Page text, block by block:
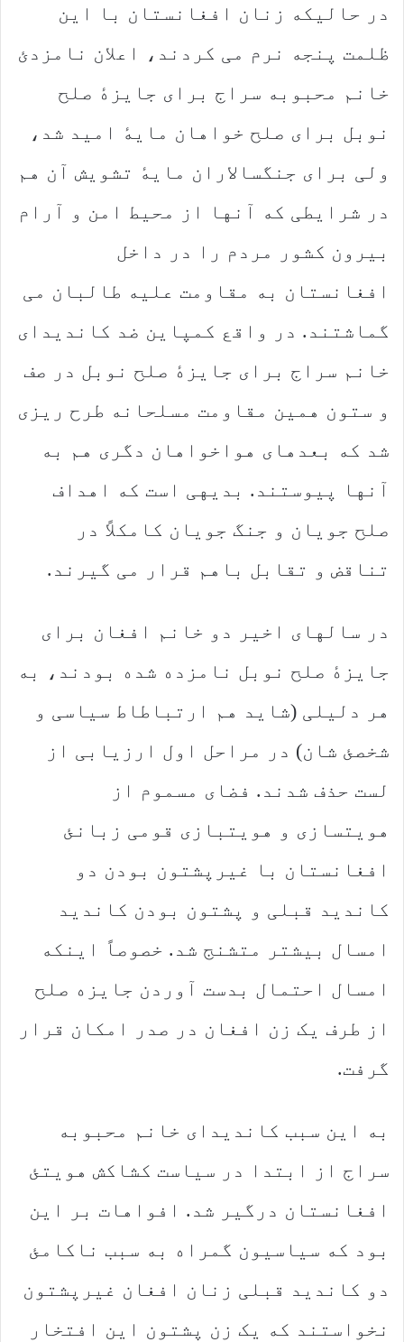
در حالیکه زنان افغانستان با این
ظلمت پنجه نرم می کردند، اعلان نامزدئ
خانم محبوبه سراج برای جایزهٔ صلح
نوبل برای صلح خواهان مایهٔ امید شد،
ولی برای جنگسالاران مایهٔ تشویش آن هم
در شرایطی که آنها از محیط امن و آرام
بیرون کشور مردم را در داخل
افغانستان به مقاومت علیه طالبان می
گماشتند. در واقع کمپاین ضد کاندیدای
خانم سراج برای جایزهٔ صلح نوبل در صف
و ستون همین مقاومت مسلحانه طرح ریزی
شد که بعدهای هواخواهان دگری هم به
آنها پیوستند. بدیهی است که اهداف
صلح جویان و جنگ جویان کامکلاً در
تناقض و تقابل باهم قرار می گیرند.
در سالهای اخیر دو خانم افغان برای
جایزهٔ صلح نوبل نامزده شده بودند، به
هر دلیلی (شاید هم ارتباطاط سیاسی و
شخصئ شان) در مراحل اول ارزیابی از
لست حذف شدند. فضای مسموم از
هویتسازی و هویتبازی قومی زبانئ
افغانستان با غیرپشتون بودن دو
کاندید قبلی و پشتون بودن کاندید
امسال بیشتر متشنج شد. خصوصاً اینکه
امسال احتمال بدست آوردن جایزه صلح
از طرف یک زن افغان در صدر امکان قرار
گرفت.
به این سبب کاندیدای خانم محبوبه
سراج از ابتدا در سیاست کشاکش هویتئ
افغانستان درگیر شد. افواهات بر این
بود که سیاسیون گمراه به سبب ناکامئ
دو کاندید قبلی زنان افغان غیرپشتون
نخواستند که یک زن پشتون این افتخار